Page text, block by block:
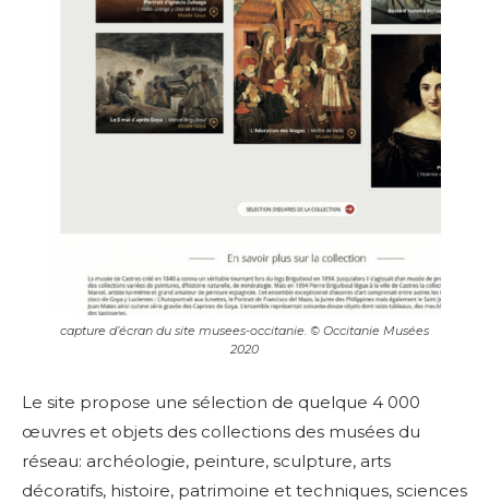
capture d’écran du site musees-occitanie. © Occitanie Musées
2020
Le site propose une sélection de quelque 4 000
œuvres et objets des collections des musées du
réseau: archéologie, peinture, sculpture, arts
décoratifs, histoire, patrimoine et techniques, sciences